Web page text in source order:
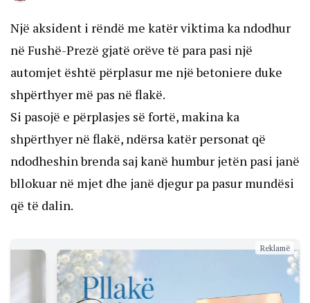
Një aksident i rëndë me katër viktima ka ndodhur
në Fushë-Prezë gjatë orëve të para pasi një
automjet është përplasur me një betoniere duke
shpërthyer më pas në flakë.
Si pasojë e përplasjes së fortë, makina ka
shpërthyer në flakë, ndërsa katër personat që
ndodheshin brenda saj kanë humbur jetën pasi janë
bllokuar në mjet dhe janë djegur pa pasur mundësi
që të dalin.
Reklamë